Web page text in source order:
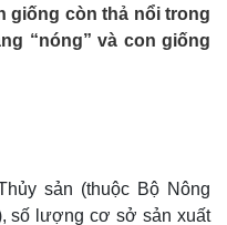
Việc làm
Biển đảo
giống còn thả nổi trong
“nóng” và con giống
sản (thuộc Bộ Nông
số lượng cơ sở sản xuất